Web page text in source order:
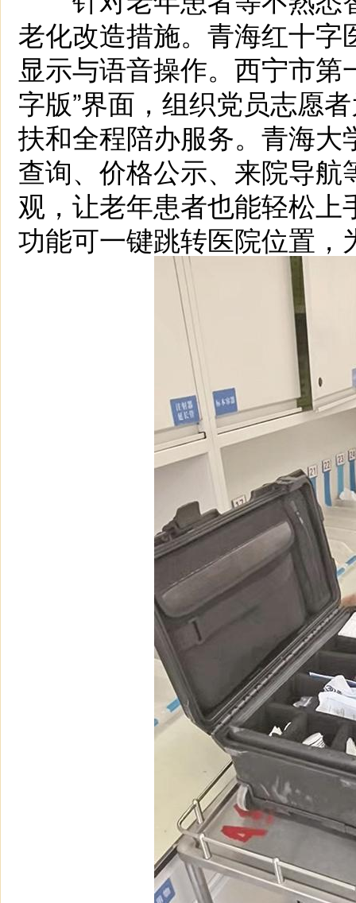
老化改造措施。青海红十
显示与语音操作。西宁市
字版”界面，组织党员志愿
扶和全程陪办服务。青海
查询、价格公示、来院导
观，让老年患者也能轻松
功能可一键跳转医院位置